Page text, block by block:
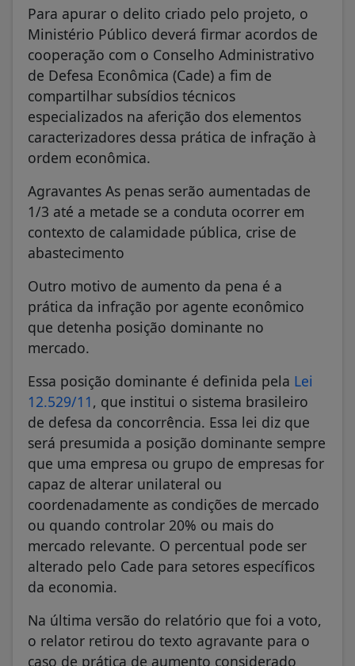
Para apurar o delito criado pelo projeto, o
Ministério Público deverá firmar acordos de
cooperação com o Conselho Administrativo
de Defesa Econômica (Cade) a fim de
compartilhar subsídios técnicos
especializados na aferição dos elementos
caracterizadores dessa prática de infração à
ordem econômica.
Agravantes As penas serão aumentadas de
1/3 até a metade se a conduta ocorrer em
contexto de calamidade pública, crise de
abastecimento
Outro motivo de aumento da pena é a
prática da infração por agente econômico
que detenha posição dominante no
mercado.
Essa posição dominante é definida pela Lei
12.529/11, que institui o sistema brasileiro
de defesa da concorrência. Essa lei diz que
será presumida a posição dominante sempre
que uma empresa ou grupo de empresas for
capaz de alterar unilateral ou
coordenadamente as condições de mercado
ou quando controlar 20% ou mais do
mercado relevante. O percentual pode ser
alterado pelo Cade para setores específicos
da economia.
Na última versão do relatório que foi a voto,
o relator retirou do texto agravante para o
caso de prática de aumento considerado